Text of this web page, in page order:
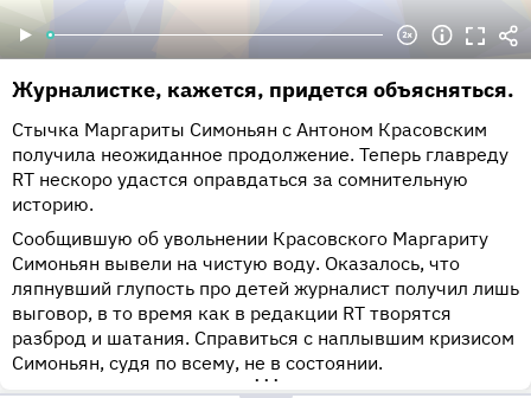
Журналистке, кажется, придется объясняться.
Стычка Маргариты Симоньян с Антоном Красовским
получила неожиданное продолжение. Теперь главреду
RT нескоро удастся оправдаться за сомнительную
историю.
Сообщившую об увольнении Красовского Маргариту
Симоньян вывели на чистую воду. Оказалось, что
ляпнувший глупость про детей журналист получил лишь
выговор, в то время как в редакции RT творятся
разброд и шатания. Справиться с наплывшим кризисом
Симоньян, судя по всему, не в состоянии.
•••